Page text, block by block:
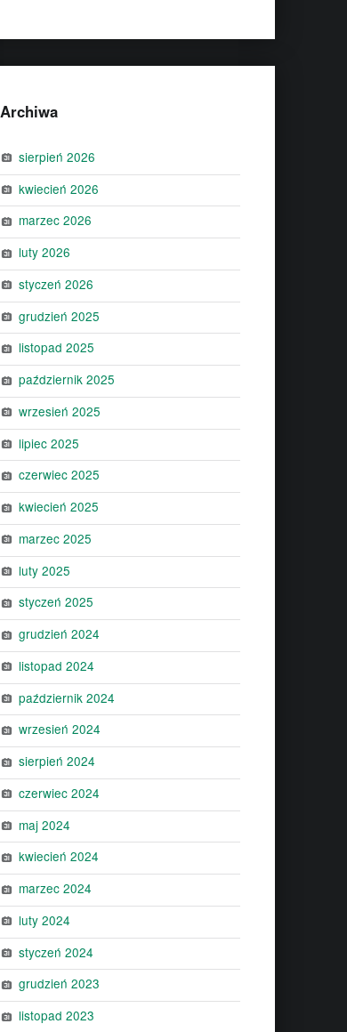
Archiwa
sierpień 2026
kwiecień 2026
marzec 2026
luty 2026
styczeń 2026
grudzień 2025
listopad 2025
październik 2025
wrzesień 2025
lipiec 2025
czerwiec 2025
kwiecień 2025
marzec 2025
luty 2025
styczeń 2025
grudzień 2024
listopad 2024
październik 2024
wrzesień 2024
sierpień 2024
czerwiec 2024
maj 2024
kwiecień 2024
marzec 2024
luty 2024
styczeń 2024
grudzień 2023
listopad 2023